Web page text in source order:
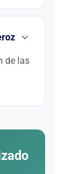
en el
de las